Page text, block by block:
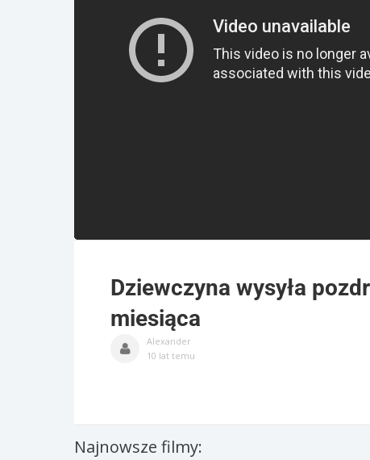
Dziewczyna wysyła
miesiąca
Alexander
10 lat temu
Najnowsze filmy: